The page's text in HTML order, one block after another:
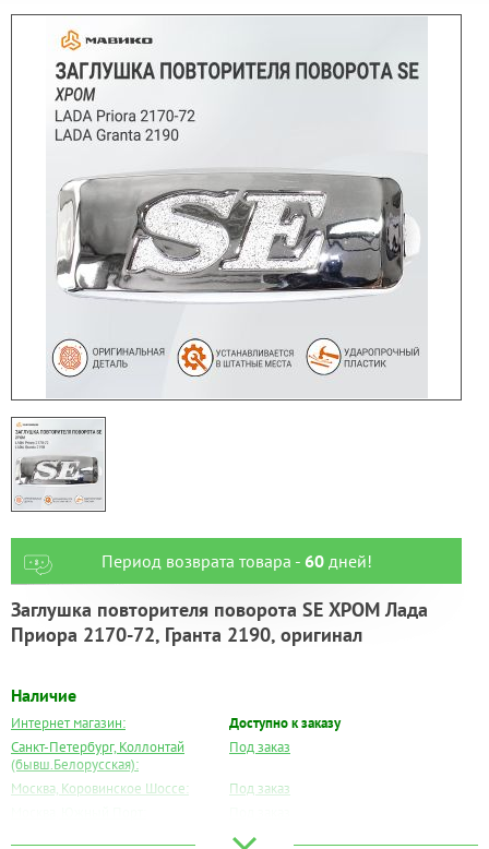
Период возврата товара - 60дней!
Заглушка повторителя поворота SE ХРОМ Лада
Приора 2170-72, Гранта 2190, оригинал
Наличие
Интернет магазин:
Доступно к заказу
Санкт-Петербург, Коллонтай
(бывш.Белорусская):
Под заказ
Москва, Коровинское Шоссе:
Под заказ
Под заказ